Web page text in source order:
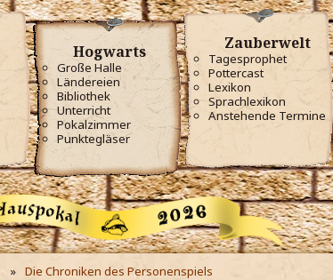
Hogwarts
Große Halle
Ländereien
Bibliothek
Unterricht
Pokalzimmer
Punktegläser
Zauberwelt
Tagesprophet
Pottercast
Lexikon
Sprachlexikon
Anstehende Termine
Die Chroniken des Personenspiels